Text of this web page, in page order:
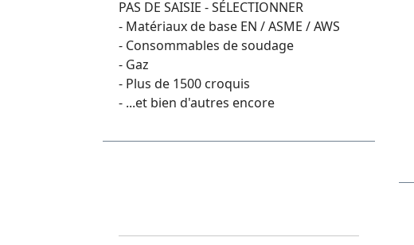
PAS DE SAISIE - SÉLECTIONNER
- Matériaux de base EN / ASME / AWS
- Consommables de soudage
- Gaz
- Plus de 1500 croquis
- ...et bien d'autres encore